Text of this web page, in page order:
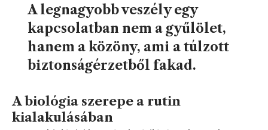
A legnagyobb veszély egy
kapcsolatban nem a gyűlölet,
hanem a közöny, ami a túlzott
biztonságérzetből fakad.
A biológia szerepe a rutin
kialakulásában